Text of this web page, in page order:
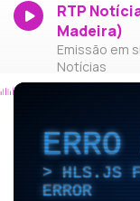
RTP
Madeira)
Emissão em
Notícias
HLS.JS
ERROR